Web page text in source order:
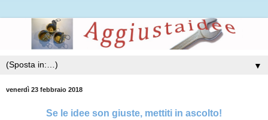
▼
venerdì 23 febbraio 2018
Se le idee son giuste, mettiti in ascolto!